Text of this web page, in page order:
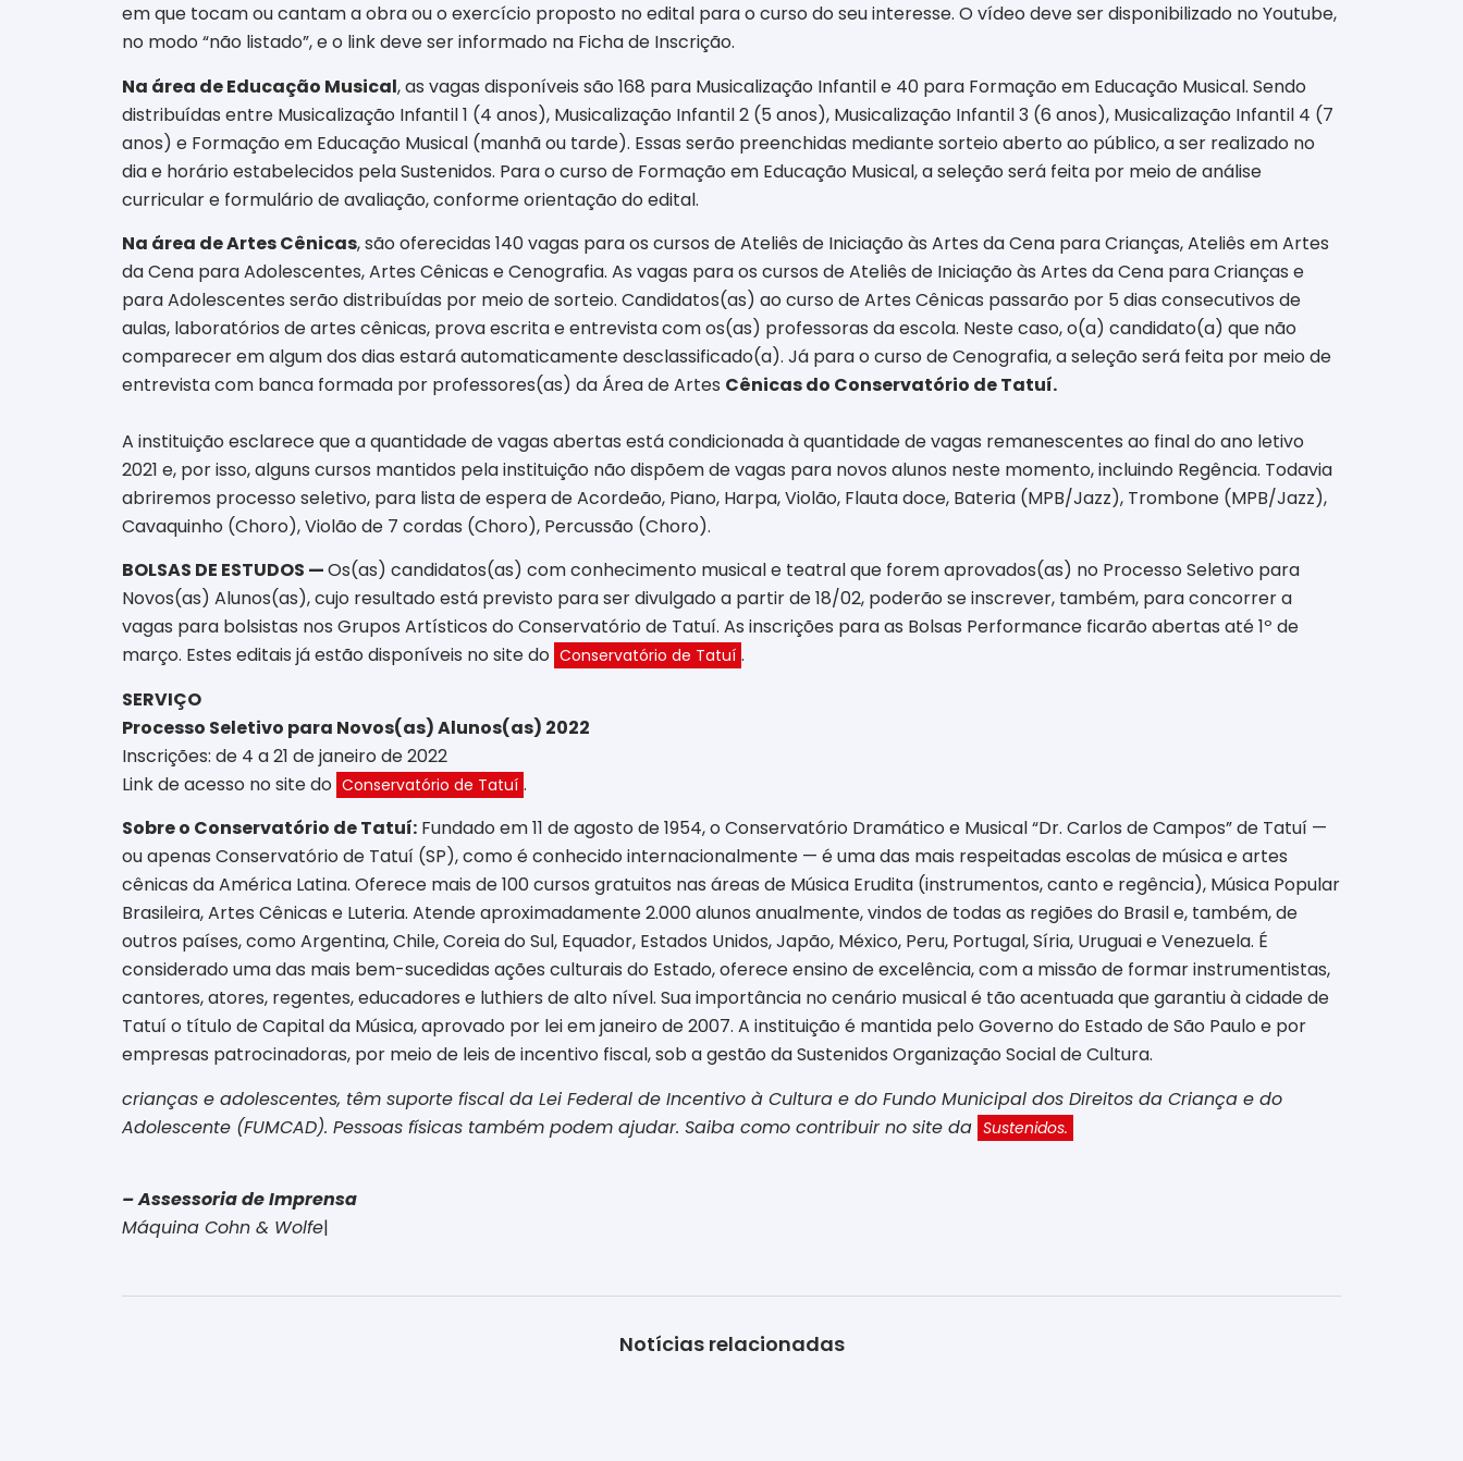
em que tocam ou cantam a obra ou o exercício proposto no edital para o curso do seu interesse. O vídeo deve ser disponibilizado no Youtube,
no modo “não listado”, e o link deve ser informado na Ficha de Inscrição.
Na área de Educação Musical, as vagas disponíveis são 168 para Musicalização Infantil e 40 para Formação em Educação Musical. Sendo
distribuídas entre Musicalização Infantil 1 (4 anos), Musicalização Infantil 2 (5 anos), Musicalização Infantil 3 (6 anos), Musicalização Infantil 4 (7
anos) e Formação em Educação Musical (manhã ou tarde). Essas serão preenchidas mediante sorteio aberto ao público, a ser realizado no
dia e horário estabelecidos pela Sustenidos. Para o curso de Formação em Educação Musical, a seleção será feita por meio de análise
curricular e formulário de avaliação, conforme orientação do edital.
Na área de Artes Cênicas, são oferecidas 140 vagas para os cursos de Ateliês de Iniciação às Artes da Cena para Crianças, Ateliês em Artes
da Cena para Adolescentes, Artes Cênicas e Cenografia. As vagas para os cursos de Ateliês de Iniciação às Artes da Cena para Crianças e
para Adolescentes serão distribuídas por meio de sorteio. Candidatos(as) ao curso de Artes Cênicas passarão por 5 dias consecutivos de
aulas, laboratórios de artes cênicas, prova escrita e entrevista com os(as) professoras da escola. Neste caso, o(a) candidato(a) que não
comparecer em algum dos dias estará automaticamente desclassificado(a). Já para o curso de Cenografia, a seleção será feita por meio de
entrevista com banca formada por professores(as) da Área de Artes Cênicas do Conservatório de Tatuí.
A instituição esclarece que a quantidade de vagas abertas está condicionada à quantidade de vagas remanescentes ao final do ano letivo
2021 e, por isso, alguns cursos mantidos pela instituição não dispõem de vagas para novos alunos neste momento, incluindo Regência. Todavia
abriremos processo seletivo, para lista de espera de Acordeão, Piano, Harpa, Violão, Flauta doce, Bateria (MPB/Jazz), Trombone (MPB/Jazz),
Cavaquinho (Choro), Violão de 7 cordas (Choro), Percussão (Choro).
BOLSAS DE ESTUDOS —Os(as) candidatos(as) com conhecimento musical e teatral que forem aprovados(as) no Processo Seletivo para
Novos(as) Alunos(as), cujo resultado está previsto para ser divulgado a partir de 18/02, poderão se inscrever, também, para concorrer a
vagas para bolsistas nos Grupos Artísticos do Conservatório de Tatuí. As inscrições para as Bolsas Performance ficarão abertas até 1º de
março. Estes editais já estão disponíveis no site do Conservatório de Tatuí .
SERVIÇO
Processo Seletivo para Novos(as) Alunos(as) 2022
Inscrições: de 4 a 21 de janeiro de 2022
Link de acesso no site do Conservatório de Tatuí .
Sobre o Conservatório de Tatuí: Fundado em 11 de agosto de 1954, o Conservatório Dramático e Musical “Dr. Carlos de Campos” de Tatuí —
ou apenas Conservatório de Tatuí (SP), como é conhecido internacionalmente — é uma das mais respeitadas escolas de música e artes
cênicas da América Latina. Oferece mais de 100 cursos gratuitos nas áreas de Música Erudita (instrumentos, canto e regência), Música Popular
Brasileira, Artes Cênicas e Luteria. Atende aproximadamente 2.000 alunos anualmente, vindos de todas as regiões do Brasil e, também, de
outros países, como Argentina, Chile, Coreia do Sul, Equador, Estados Unidos, Japão, México, Peru, Portugal, Síria, Uruguai e Venezuela. É
considerado uma das mais bem-sucedidas ações culturais do Estado, oferece ensino de excelência, com a missão de formar instrumentistas,
cantores, atores, regentes, educadores e luthiers de alto nível. Sua importância no cenário musical é tão acentuada que garantiu à cidade de
Tatuí o título de Capital da Música, aprovado por lei em janeiro de 2007. A instituição é mantida pelo Governo do Estado de São Paulo e por
empresas patrocinadoras, por meio de leis de incentivo fiscal, sob a gestão da Sustenidos Organização Social de Cultura.
crianças e adolescentes, têm suporte fiscal da Lei Federal de Incentivo à Cultura e do Fundo Municipal dos Direitos da Criança e do
Adolescente (FUMCAD). Pessoas físicas também podem ajudar. Saiba como contribuir no site da Sustenidos.
– Assessoria de Imprensa
Máquina Cohn & Wolfe|
Notícias relacionadas